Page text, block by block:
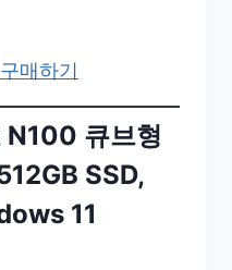
매하기
N100 큐브형
SSD,
11